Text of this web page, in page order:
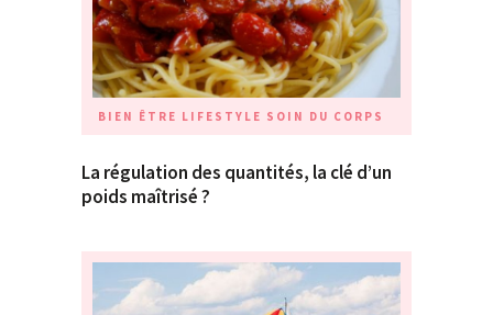
BIEN ÊTRE LIFESTYLE SOIN DU CORPS
La régulation des quantités, la clé d’un
poids maîtrisé ?